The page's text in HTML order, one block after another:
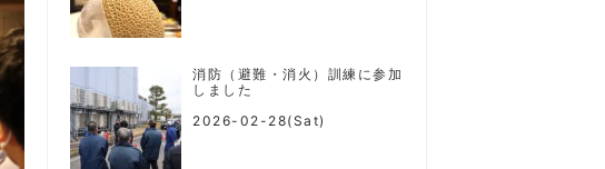
消防（避難・消火）訓練に参加
しました
2026-02-28(Sat)